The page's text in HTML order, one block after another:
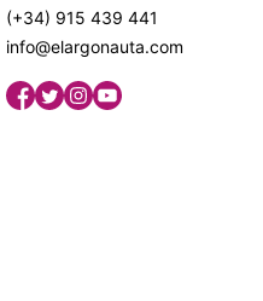
(+34) 915 439 441
info@elargonauta.com